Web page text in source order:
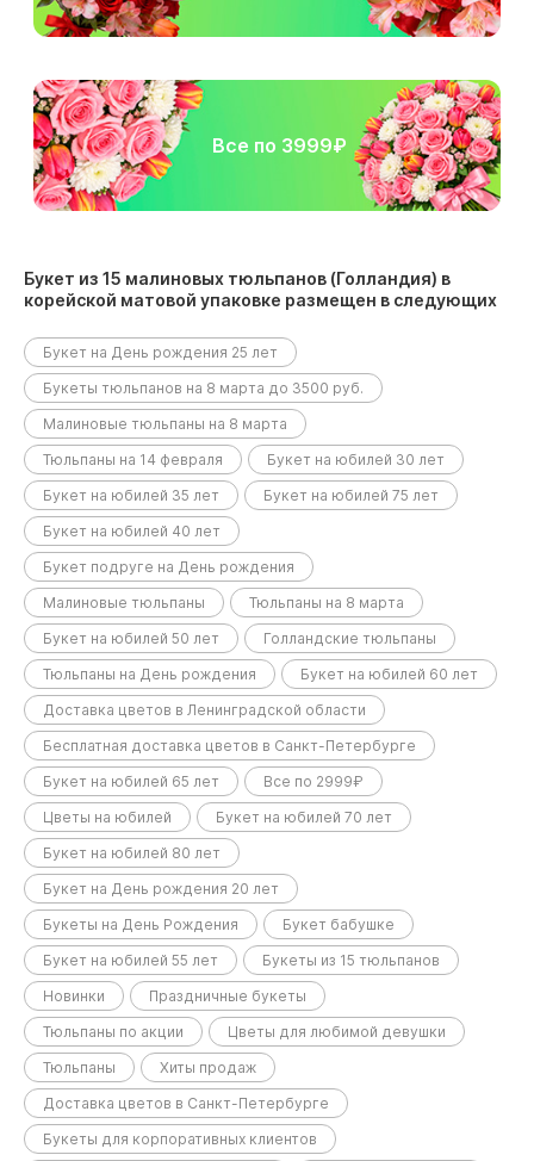
Все по 3999₽
Букет из 15 малиновых тюльпанов (Голландия) в
корейской матовой упаковке размещен в следующих
Букет на День рождения 25 лет
Букеты тюльпанов на 8 марта до 3500 руб.
Малиновые тюльпаны на 8 марта
Тюльпаны на 14 февраля
Букет на юбилей 30 лет
Букет на юбилей 35 лет
Букет на юбилей 75 лет
Букет на юбилей 40 лет
Букет подруге на День рождения
Малиновые тюльпаны
Тюльпаны на 8 марта
Букет на юбилей 50 лет
Голландские тюльпаны
Тюльпаны на День рождения
Букет на юбилей 60 лет
Доставка цветов в Ленинградской области
Бесплатная доставка цветов в Санкт-Петербурге
Букет на юбилей 65 лет
Все по 2999₽
Цветы на юбилей
Букет на юбилей 70 лет
Букет на юбилей 80 лет
Букет на День рождения 20 лет
Букеты на День Рождения
Букет бабушке
Букет на юбилей 55 лет
Букеты из 15 тюльпанов
Новинки
Праздничные букеты
Тюльпаны по акции
Цветы для любимой девушки
Тюльпаны
Хиты продаж
Доставка цветов в Санкт-Петербурге
Букеты для корпоративных клиентов